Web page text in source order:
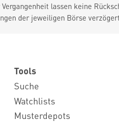
lassen keine
der jeweiligen Börse
Tools
Suche
Watchlists
Musterdepots